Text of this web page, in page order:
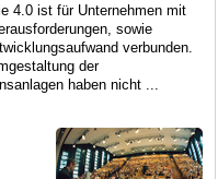
4.0 ist für Unternehmen mit
sowie
verbunden.
der
haben nicht ...